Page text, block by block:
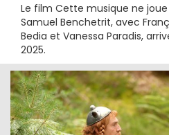
Le film Cette musique ne
Samuel Benchetrit, avec
Bedia et Vanessa Paradis,
2025.